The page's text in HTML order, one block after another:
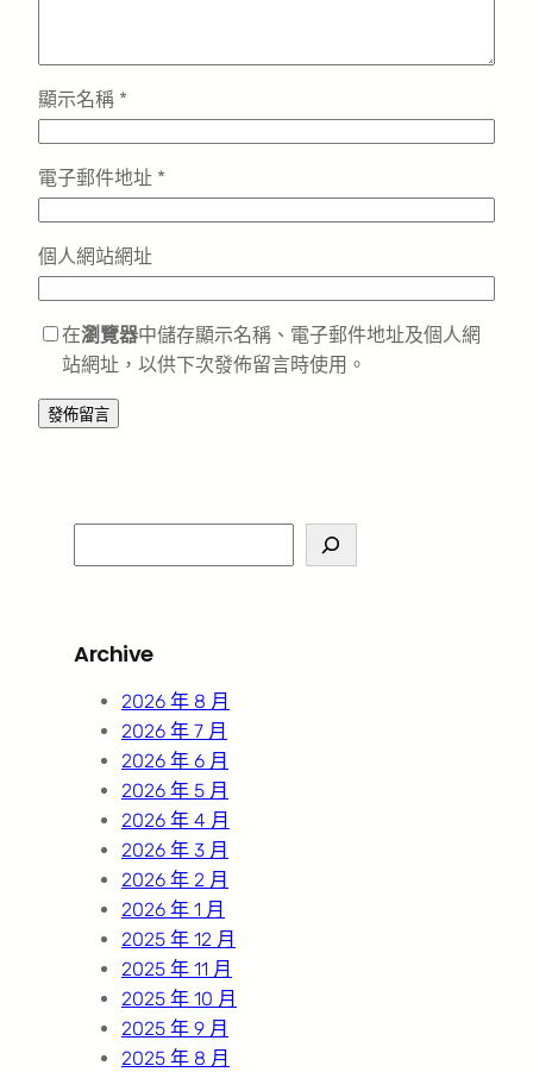
顯示名稱 *
電子郵件地址 *
個人網站網址
在瀏覽器中儲存顯示名稱、電子郵件地址及個人網
站網址，以供下次發佈留言時使用。
e
c
Archive
2026 年 8 月
2026 年 7 月
2026 年 6 月
2026 年 5 月
2026 年 4 月
2026 年 3 月
2026 年 2 月
2026 年 1 月
2025 年 12 月
2025 年 11 月
2025 年 10 月
2025 年 9 月
2025 年 8 月